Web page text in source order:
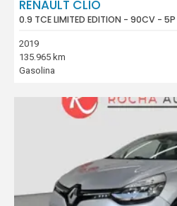
RENAULT CLIO
0.9 TCE LIMITED EDITION - 90CV - 5P
2019
135.965 km
Gasolina